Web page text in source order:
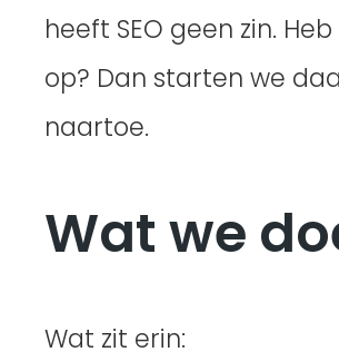
heeft SEO geen zin.
op? Dan starten we
naartoe.
Wat we
Wat zit erin: